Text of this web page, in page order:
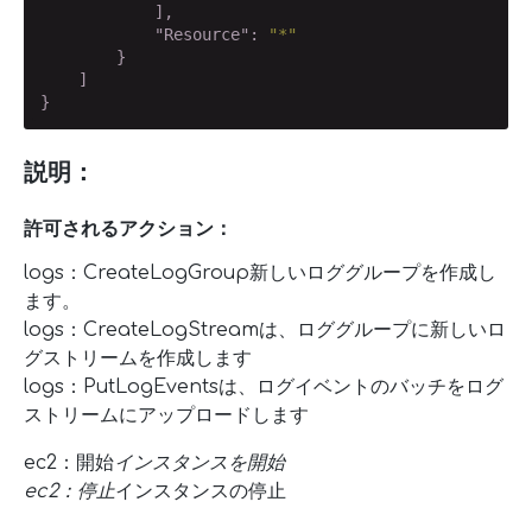
            ],
"Resource" :
"*"
        }
    ]
}
説明：
許可されるアクション：
logs：CreateLogGroup新しいロググループを作成し
ます。
logs：CreateLogStreamは、ロググループに新しいロ
グストリームを作成します
logs：PutLogEventsは、ログイベントのバッチをログ
ストリームにアップロードします
ec2：開始インスタンスを開始
ec2：停止インスタンスの停止